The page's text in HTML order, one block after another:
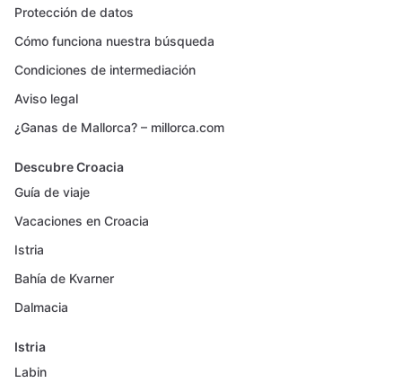
Protección de datos
Cómo funciona nuestra búsqueda
Condiciones de intermediación
Aviso legal
¿Ganas de Mallorca? – millorca.com
Descubre Croacia
Guía de viaje
Vacaciones en Croacia
Istria
Bahía de Kvarner
Dalmacia
Istria
Labin